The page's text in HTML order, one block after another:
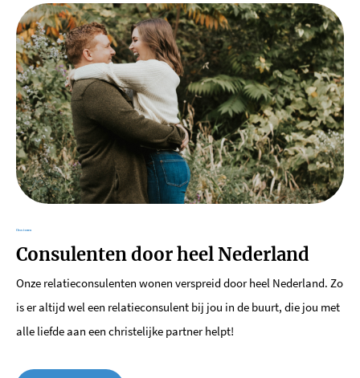
Ons team
Consulenten door heel Nederland
Onze relatieconsulenten wonen verspreid door heel Nederland. Zo
is er altijd wel een relatieconsulent bij jou in de buurt, die jou met
alle liefde aan een christelijke partner helpt!